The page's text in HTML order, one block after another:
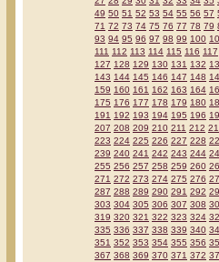
49 50 51 52 53 54 55 56 57
71 72 73 74 75 76 77 78 79
93 94 95 96 97 98 99 100
111 112 113 114 115 116 117
127 128 129 130 131 132
143 144 145 146 147 148
159 160 161 162 163 164
175 176 177 178 179 180
191 192 193 194 195 196
207 208 209 210 211 212
223 224 225 226 227 228
239 240 241 242 243 244
255 256 257 258 259 260
271 272 273 274 275 276
287 288 289 290 291 292
303 304 305 306 307 308
319 320 321 322 323 324
335 336 337 338 339 340
351 352 353 354 355 356
367 368 369 370 371 372